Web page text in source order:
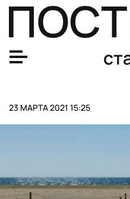
23 МАРТА 2021 15:25
Правительство запретило